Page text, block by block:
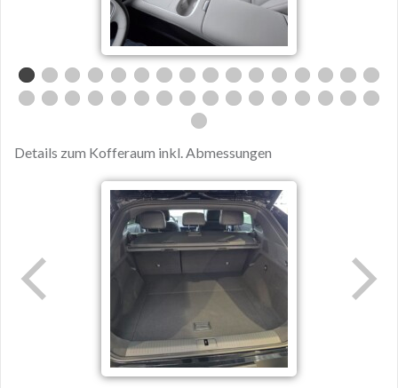
Details zum Kofferaum inkl. Abmessungen